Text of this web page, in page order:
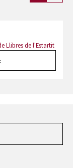
Llibres de l'Estartit